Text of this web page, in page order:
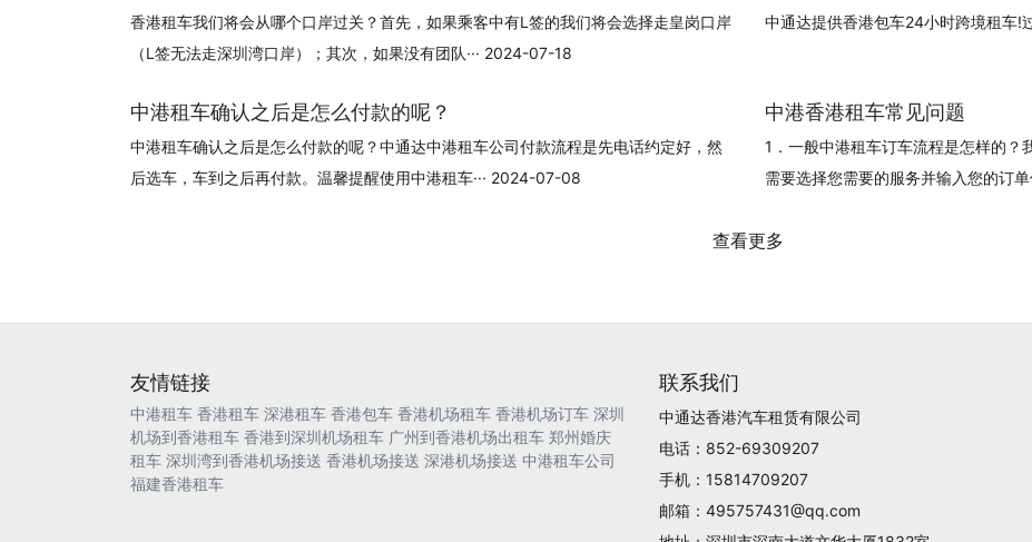
香港租车我们将会从哪个口岸过关？首先，如果乘客中有L签的我们将会选择走皇岗口岸
（L签无法走深圳湾口岸）；其次，如果没有团队··· 2024-07-18
中通达提供香港包车24小时跨境租车
中港租车确认之后是怎么付款的呢？
中港租车确认之后是怎么付款的呢？中通达中港租车公司付款流程是先电话约定好，然
后选车，车到之后再付款。温馨提醒使用中港租车··· 2024-07-08
中港香港租车常见问题
1．一般中港租车订车流程是怎样的？
需要选择您需要的服务并输入您的订
查看更多
友情链接
中港租车 香港租车 深港租车 香港包车 香港机场租车 香港机场订车 深圳
机场到香港租车 香港到深圳机场租车 广州到香港机场出租车 郑州婚庆
租车 深圳湾到香港机场接送 香港机场接送 深港机场接送 中港租车公司
福建香港租车
联系我们
中通达香港汽车租赁有限公司
电话：852-69309207
手机：15814709207
邮箱：495757431@qq.com